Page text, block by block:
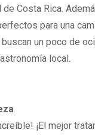
Costa Rica.
para una
un poco de
local.
¡El mejor